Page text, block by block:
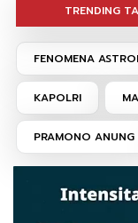
TRENDING
FENOMENA
KAPOLRI
PRAMONO ANUNG